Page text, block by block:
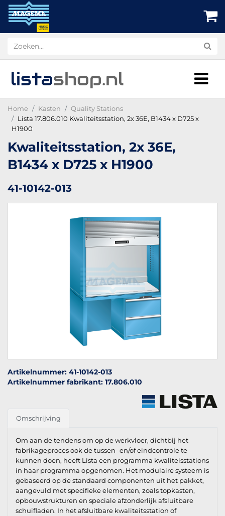
listashop.nl
Home Kasten
Quality Stations
Lista 17.806.010 Kwaliteitsstation, 2x 36E, B1434 x D725 x
H1900
Kwaliteitsstation, 2x 36E,
B1434 x D725 x H1900
41-10142-013
Artikelnummer: 41-10142-013
Artikelnummer fabrikant: 17.806.010
Omschrijving
Om aan de tendens om op de werkvloer, dichtbij het
fabrikageproces ook de tussen- en/of eindcontrole te
kunnen doen, heeft Lista een programma kwaliteisstations
in haar programma opgenomen. Het modulaire systeem is
gebaseerd op de standaard componenten uit het pakket,
aangevuld met specifieke elementen, zoals topkasten,
opbouwstrukturen en speciale afzonderlijk afsluitbare
schuifladen. In het afsluitbare kwaliteitsstation of